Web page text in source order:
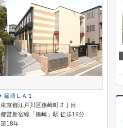
篠崎ＬＡ１
東京都江戸川区篠崎町３丁目
都営新宿線「篠崎」駅 徒歩19分
築18年